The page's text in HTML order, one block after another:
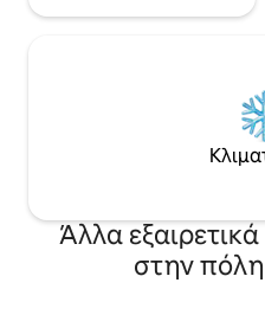
Άλλα
στην